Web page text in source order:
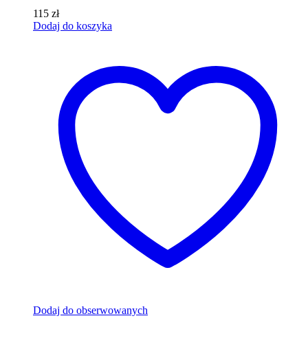
115 zł
Dodaj do koszyka
Dodaj do obserwowanych